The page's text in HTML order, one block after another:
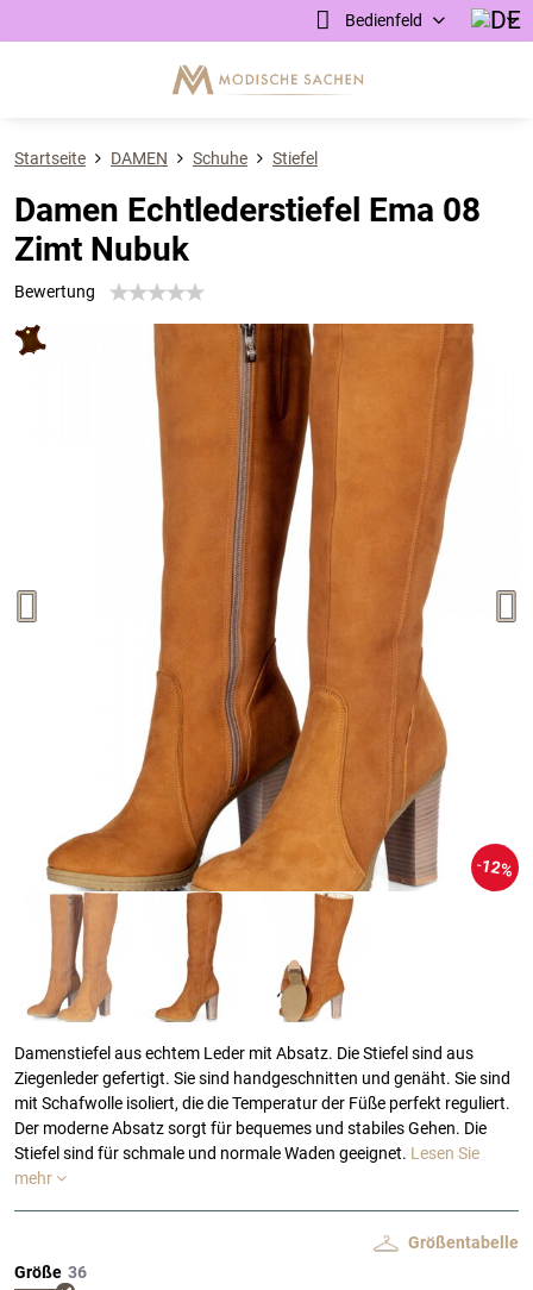
Bedienfeld
12%
Startseite DAMEN Schuhe Stiefel
Damen Echtlederstiefel Ema 08
Zimt Nubuk
Bewertung
Damenstiefel aus echtem Leder mit Absatz. Die Stiefel sind aus
Ziegenleder gefertigt. Sie sind handgeschnitten und genäht. Sie sind
mit Schafwolle isoliert, die die Temperatur der Füße perfekt reguliert.
Der moderne Absatz sorgt für bequemes und stabiles Gehen. Die
Stiefel sind für schmale und normale Waden geeignet. Lesen Sie
mehr
Größe
Größentabelle